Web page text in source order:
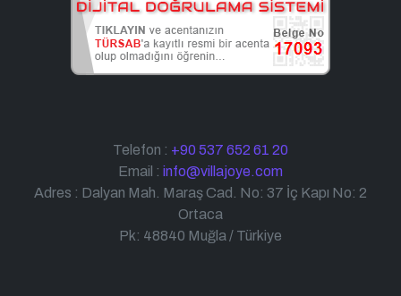
Telefon : +90 537 652 61 20
Email : info@villajoye.com
Adres : Dalyan Mah. Maraş Cad. No: 37 İç Kapı No: 2
Ortaca
Pk: 48840 Muğla / Türkiye